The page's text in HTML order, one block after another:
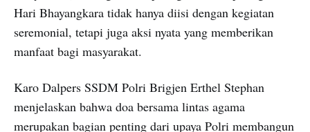
Hari Bhayangkara tidak hanya diisi dengan kegiatan
seremonial, tetapi juga aksi nyata yang memberikan
manfaat bagi masyarakat.
Karo Dalpers SSDM Polri Brigjen Erthel Stephan
menjelaskan bahwa doa bersama lintas agama
merupakan bagian penting dari upaya Polri membangun